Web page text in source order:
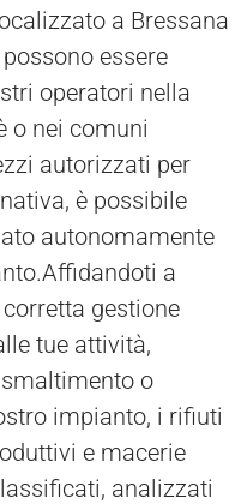
a Bressana
essere
operatori nella
o nei comuni
autorizzati per
è possibile
autonomamente
a
gestione
tue attività,
o
impianto, i rifiuti
e macerie
analizzati